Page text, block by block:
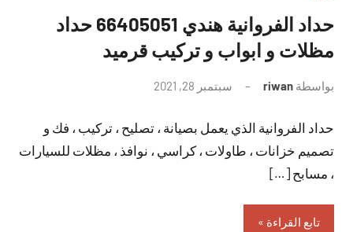
حداد الفروانية هندي 66405051 حداد
مظلات و ابواب و تركيب قرميد
بواسطة riwan سبتمبر 28, 2021
تعليقات
حداد الفروانية الذي يعمل بصيانة ، تصليح ، تركيب ، فك و
تصميم خزانات ، طاولات ، كراسي ، نوافذ ، مظلات للسيارات
، مسابح […]
تابع القراءة